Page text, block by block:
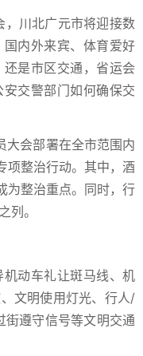
，川北广元市将迎接数
内外来宾、体育爱好
是市区交通，省运会
交警部门如何确保交
大会部署在全市范围内
项整治行动。其中，酒
为整治重点。同时，行
列。
动车礼让斑马线、机
文明使用灯光、行人/
遵守信号等文明交通